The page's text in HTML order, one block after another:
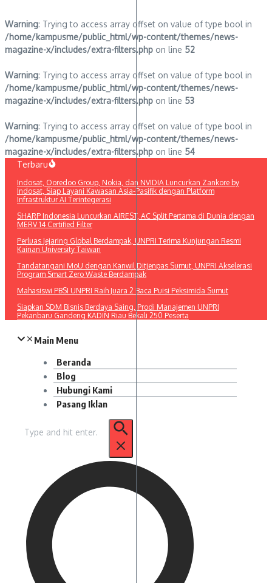
Warning: Trying to access array offset on value of type bool in
/home/kampusme/public_html/wp-content/themes/news-
magazine-x/includes/extra-filters.php on line 52
Warning: Trying to access array offset on value of type bool in
/home/kampusme/public_html/wp-content/themes/news-
magazine-x/includes/extra-filters.php on line 53
Warning: Trying to access array offset on value of type bool in
/home/kampusme/public_html/wp-content/themes/news-
magazine-x/includes/extra-filters.php on line 54
Lewati
konten
Terbaru
Indosat, Ooredoo Group, Nokia, dan NVIDIA Luncurkan Zankore by
Indosat, Siap Layani Kawasan Asia-Pasifik dengan Platform
Infrastruktur AI Terintegerasi
SHARP Indonesia Luncurkan AIREST, AC Split Pertama di Dunia dengan
MERV 14 Certified Filter
Perluas Jejaring Global Berdampak, UNPRI Terima Kunjungan Resmi
Kainan University Taiwan
Tandatangani MoU dengan Kanwil Ditjenpas Sumut, UNPRI Akselerasi
Program Smart Zero Waste Berdampak
Mahasiswi PBSI UNPRI Raih Juara 2 Baca Puisi Peksimida Sumut
Siapkan SDM Bisnis Berdaya Saing, Prodi Manajemen UNPRI
Pekanbaru Gandeng KADIN Riau Bekali 250 Peserta
Main Menu
Beranda
Blog
Hubungi Kami
Pasang Iklan
untuk: